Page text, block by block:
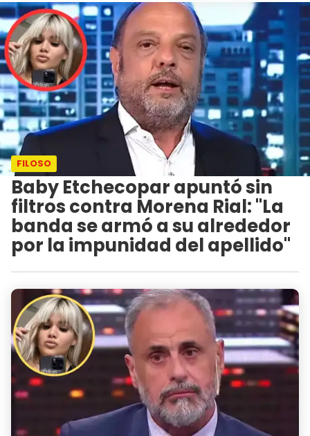
FILOSO
Baby Etchecopar apuntó sin
filtros contra Morena Rial: "La
banda se armó a su alrededor
por la impunidad del apellido"